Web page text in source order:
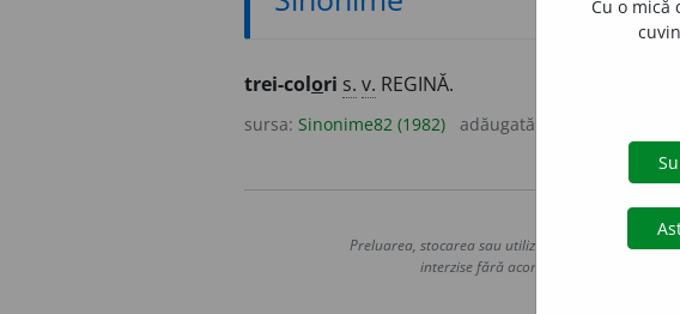
trei-colori s. v. REGINĂ.
sursa: Sinonime82 (1982) adăugată de
Copyright
Preluarea, stocarea sau utilizarea datelor de pe
interzise fără acordul nostru prealabil
Cu o mică